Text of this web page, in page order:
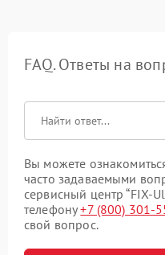
FAQ. Ответы на
Вы можете
часто задаваемыми
сервисный центр “FIX-
телефону+7 (800) 301-
свой вопрос.